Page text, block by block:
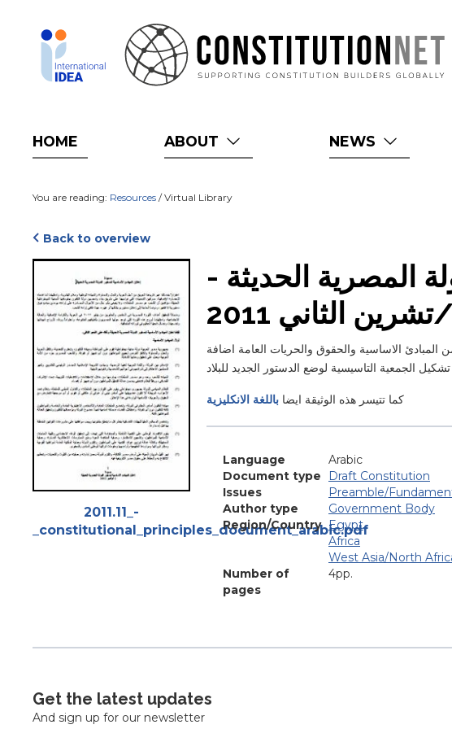
HOME ABOUT NEWS
You are reading: Resources / Virtual Library
Back to overview
Cover
2011.11_-
_constitutional_principles_document_arabic.pdf
المصریة الحدیثة -
الثاني 2011
Blurb
المبادئ الاساسية لدستور الدولة المصرية الحديثة والصادرة في 1 نوفمبر/ تشرين الثاني 2011. وتتضمن المبادئ الاساسية والحقوق والحريات العامة اضافة
كما تتيسر هذه الوثيقة ايضا باللغة الانكليزية
Language
Arabic
Document type
Draft Constitution
Issues
Preamble/
Author type
Government Body
Region/Country Egypt
Africa
West Asia/North
Number of
pages
4pp.
Get the latest updates
And sign up for our newsletter